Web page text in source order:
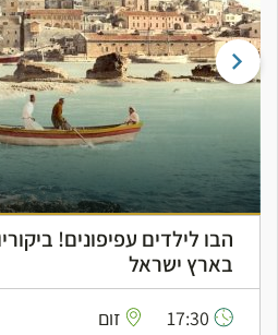
הבו לילדים עפיפונים!
בארץ ישראל
זום